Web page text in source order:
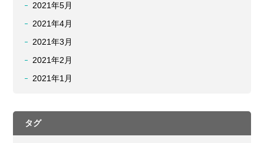
2021年5月
2021年4月
2021年3月
2021年2月
2021年1月
タグ